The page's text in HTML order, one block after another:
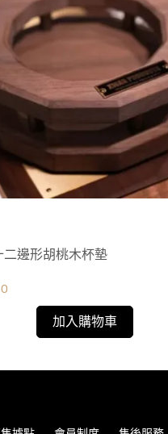
二邊形胡桃木杯墊
加入購物車